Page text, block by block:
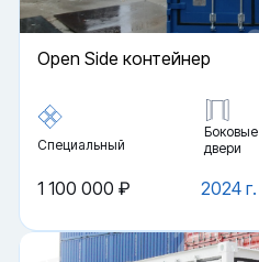
Open Side контейнер
Специальный
Боковые
двери
2024 г.
1 100 000 ₽